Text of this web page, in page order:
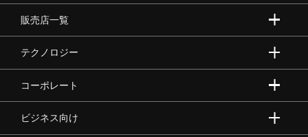
販売店一覧
テクノロジー
コーポレート
ビジネス向け